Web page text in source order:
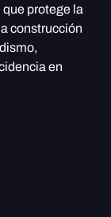
protege la
construcción
en